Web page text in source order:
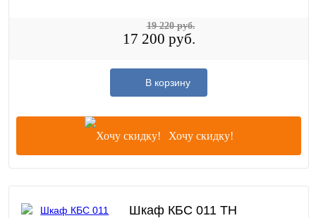
17 200 руб.
19 220 руб.
В корзину
Хочу скидку!
Шкаф КБС 011 TН